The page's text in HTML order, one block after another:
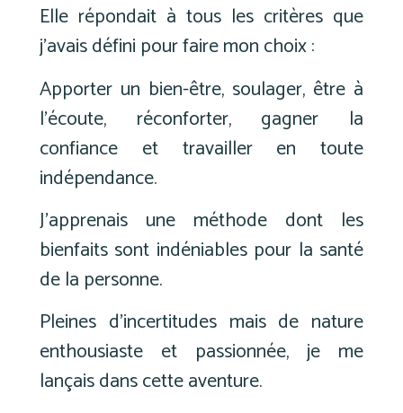
Elle répondait à tous les critères que
j’avais défini pour faire mon choix :
Apporter un bien-être, soulager, être à
l’écoute, réconforter, gagner la
confiance et travailler en toute
indépendance.
J’apprenais une méthode dont les
bienfaits sont indéniables pour la santé
de la personne.
Pleines d’incertitudes mais de nature
enthousiaste et passionnée, je me
lançais dans cette aventure.